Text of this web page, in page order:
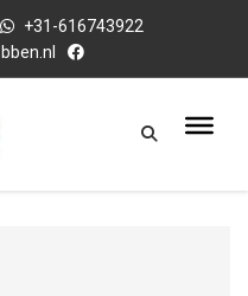
+31-616743922